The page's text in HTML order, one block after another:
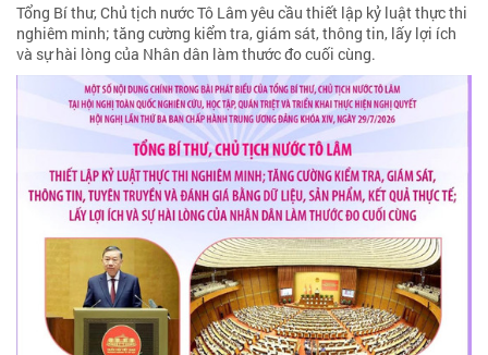
Tổng Bí thư, Chủ tịch nước Tô Lâm yêu cầu thiết lập kỷ luật thực thi
nghiêm minh; tăng cường kiểm tra, giám sát, thông tin, lấy lợi ích
và sự hài lòng của Nhân dân làm thước đo cuối cùng.